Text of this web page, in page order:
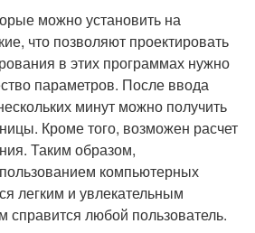
можно установить на
что позволяют проектировать
в этих программах нужно
параметров. После ввода
минут можно получить
Кроме того, возможен расчет
Таким образом,
компьютерных
легким и увлекательным
справится любой пользователь.